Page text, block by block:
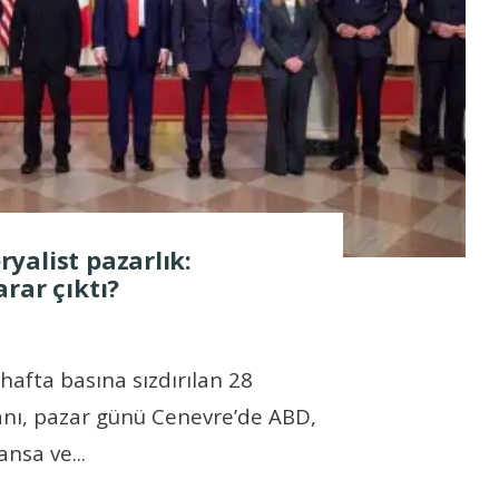
pazarlık:
çıktı?
basına sızdırılan 28
pazar günü Cenevre’de ABD,
ve...